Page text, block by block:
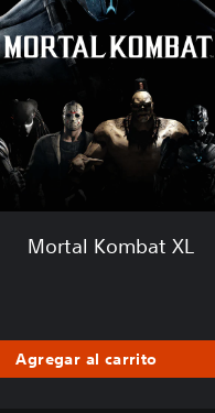
Mortal Kombat XL
Agregar al carrito